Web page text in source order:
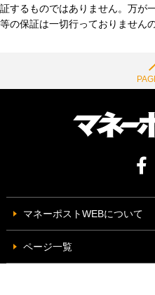
証するものではありません。万が
等の保証は一切行っておりません
マネーポストWEBについて
ページ一覧